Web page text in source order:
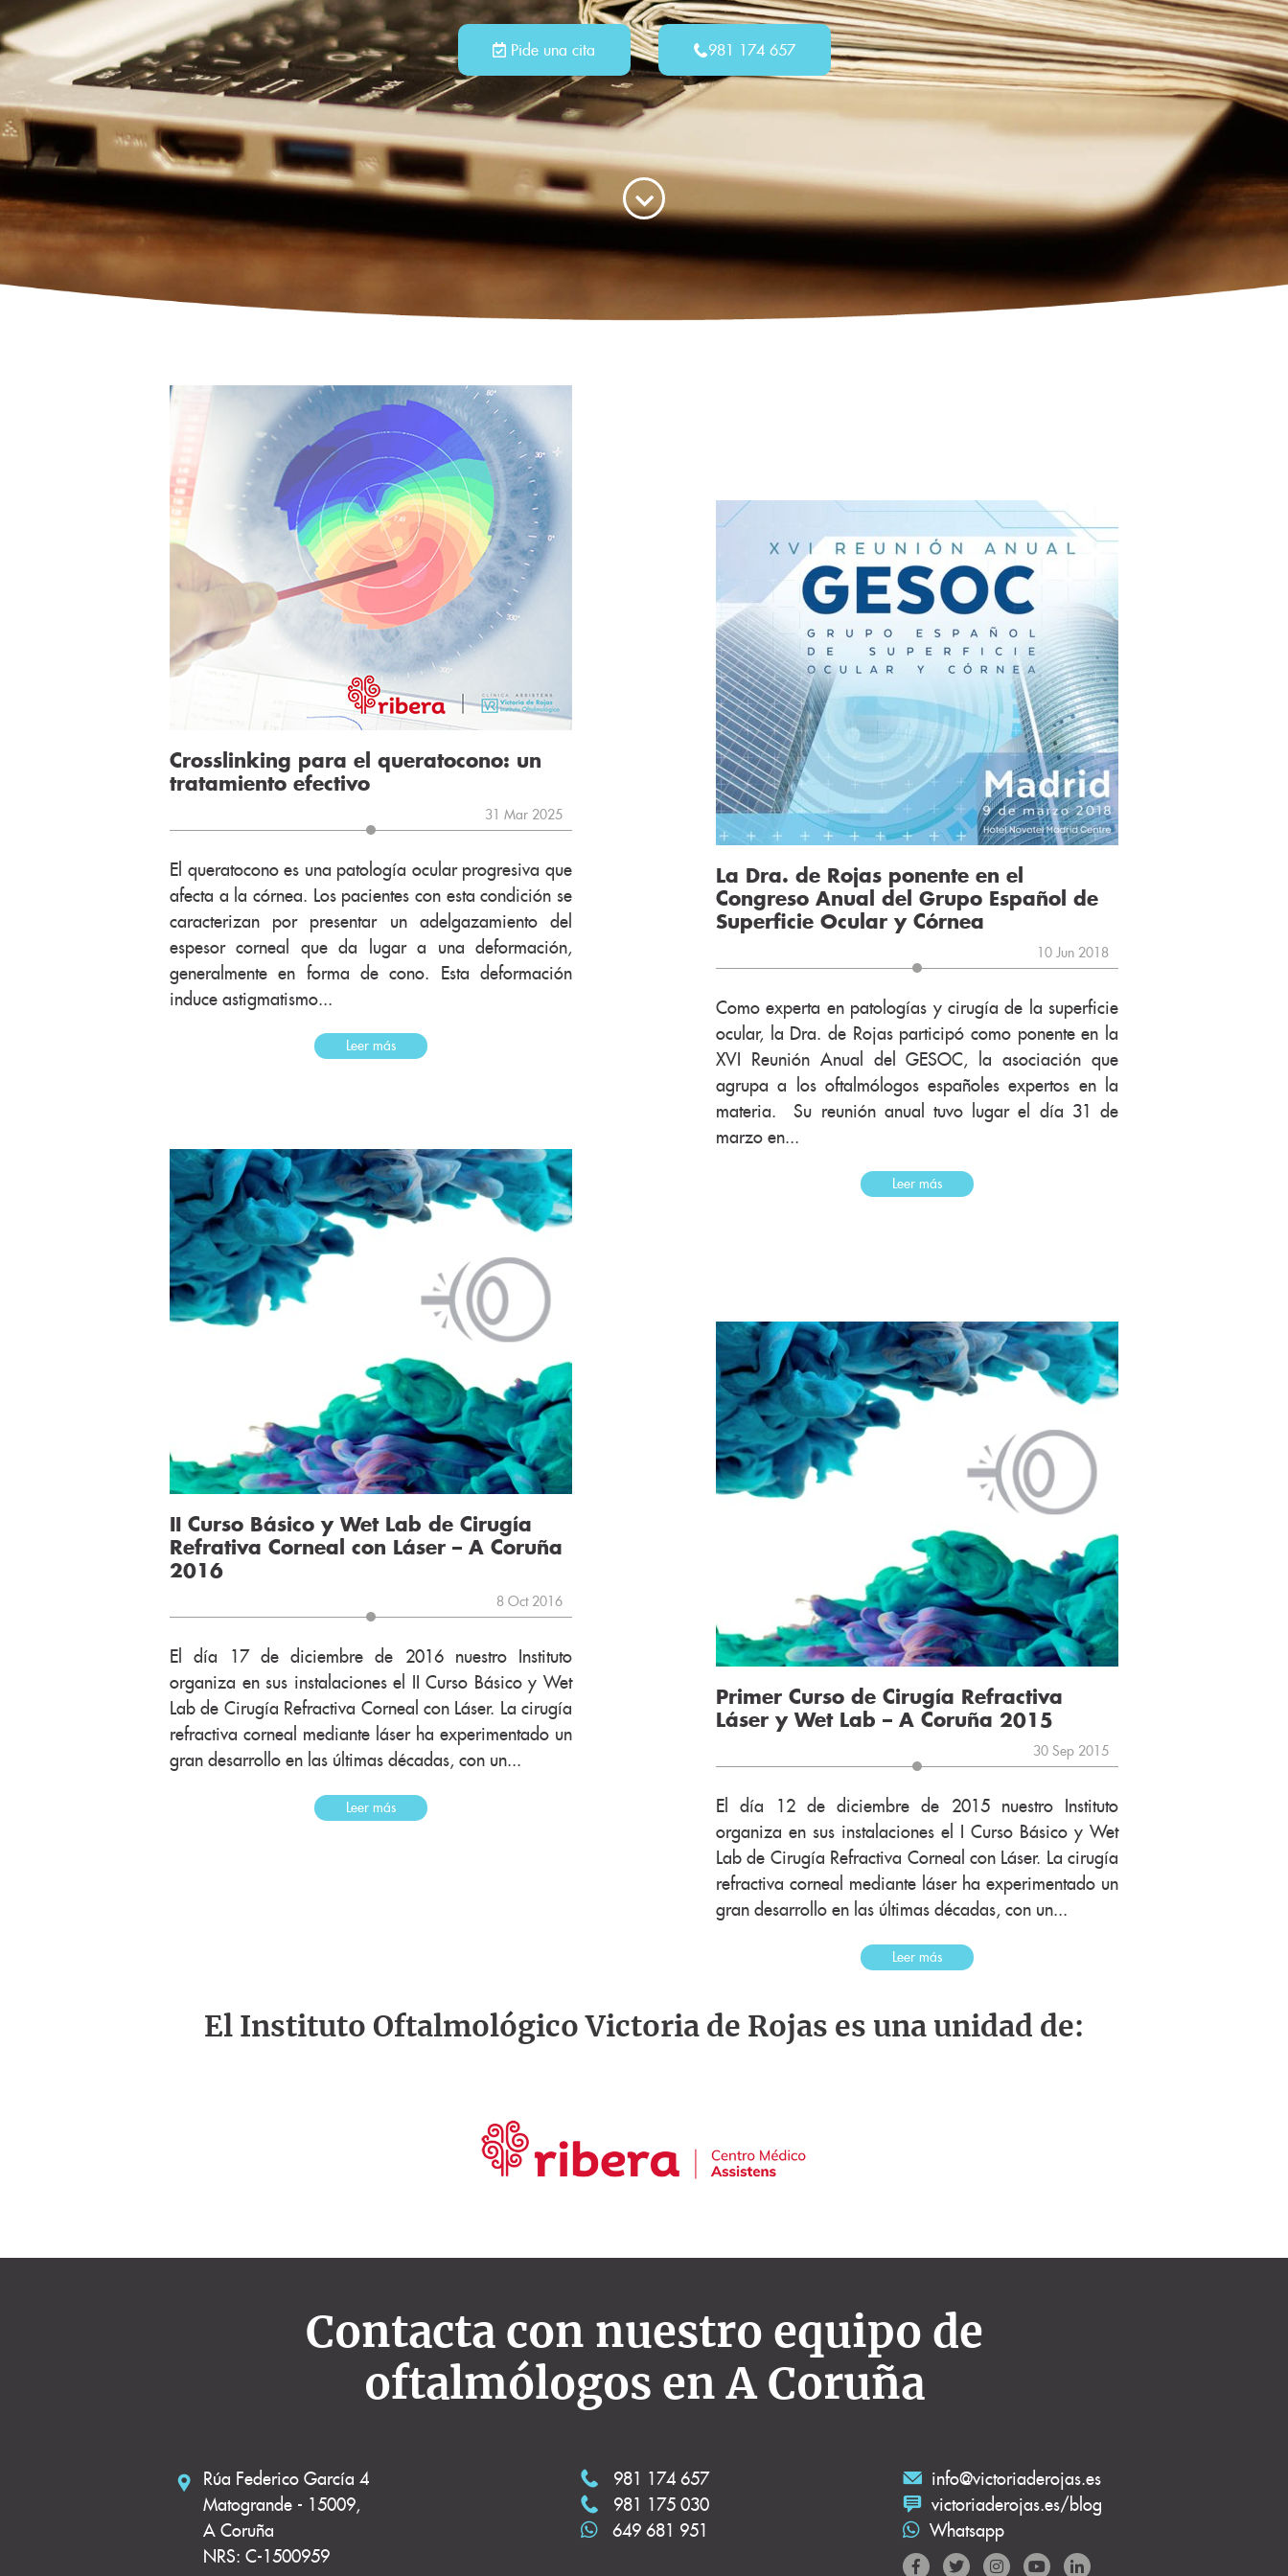
Pide una cita 981 174 657
Crosslinking para el queratocono: un
tratamiento efectivo
31 Mar 2025
El queratocono es una patología ocular progresiva que
afecta a la córnea. Los pacientes con esta condición se
caracterizan por presentar un adelgazamiento del
espesor corneal que da lugar a una deformación,
generalmente en forma de cono. Esta deformación
induce astigmatismo...
Leer más
La Dra. de Rojas ponente en el
Congreso Anual del Grupo Español de
Superficie Ocular y Córnea
10 Jun 2018
Como experta en patologías y cirugía de la superficie
ocular, la Dra. de Rojas participó como ponente en la
XVI Reunión Anual del GESOC, la asociación que
agrupa a los oftalmólogos españoles expertos en la
materia. Su reunión anual tuvo lugar el día 31 de
marzo en...
Leer más
II Curso Básico y Wet Lab de Cirugía
Refrativa Corneal con Láser – A Coruña
2016
8 Oct 2016
El día 17 de diciembre de 2016 nuestro Instituto
organiza en sus instalaciones el II Curso Básico y Wet
Lab de Cirugía Refractiva Corneal con Láser. La cirugía
refractiva corneal mediante láser ha experimentado un
gran desarrollo en las últimas décadas, con un...
Leer más
Primer Curso de Cirugía Refractiva
Láser y Wet Lab – A Coruña 2015
30 Sep 2015
El día 12 de diciembre de 2015 nuestro Instituto
organiza en sus instalaciones el I Curso Básico y Wet
Lab de Cirugía Refractiva Corneal con Láser. La cirugía
refractiva corneal mediante láser ha experimentado un
gran desarrollo en las últimas décadas, con un...
Leer más
El Instituto Oftalmológico Victoria de Rojas es una unidad de:
Contacta con nuestro equipo de
oftalmólogos en A Coruña
Rúa Federico García 4
Matogrande - 15009,
A Coruña
NRS: C-1500959
981 174 657
981 175 030
649 681 951
info@victoriaderojas.es
victoriaderojas.es/blog
Whatsapp